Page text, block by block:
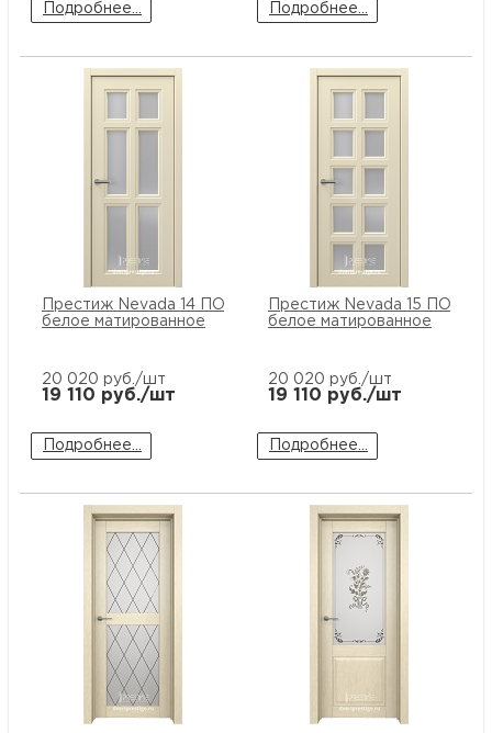
Подробнее... Подробнее...
Престиж Nevada 14 ПО стекло
белое матированное
20 020 руб./шт
19 110 руб./шт
Подробнее...
Престиж Nevada 15 ПО
белое матированное
20 020 руб./шт
19 110 руб./шт
Подробнее...